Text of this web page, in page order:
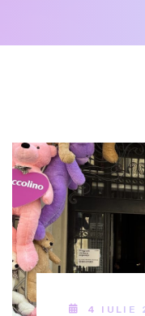
4 IULIE